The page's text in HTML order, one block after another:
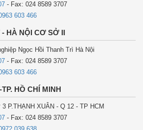
- Fax: 024 8589 3707
603 466
- HÀ NỘI CƠ SỞ II
Ngọc Hồi Thanh Trì Hà Nội
- Fax: 024 8589 3707
603 466
HỒ CHÍ MINH
P.THẠNH XUÂN - Q 12 - TP HCM
- Fax: 024 8589 3707